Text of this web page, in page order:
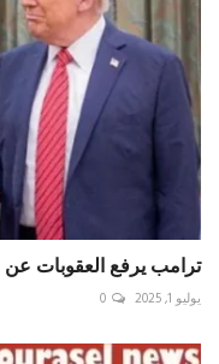
ترامب يرفع العقوبات
يوليو 1, 2025 0